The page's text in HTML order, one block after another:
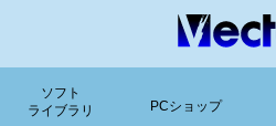
ソフト
ライブラリ
PCショップ